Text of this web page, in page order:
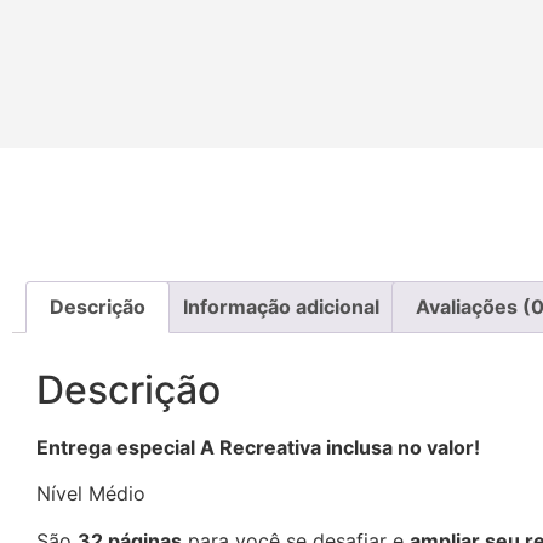
Descrição Informação adicional Avaliações
Descrição
Entrega especial A Recreativa inclusa no valor!
Nível Médio